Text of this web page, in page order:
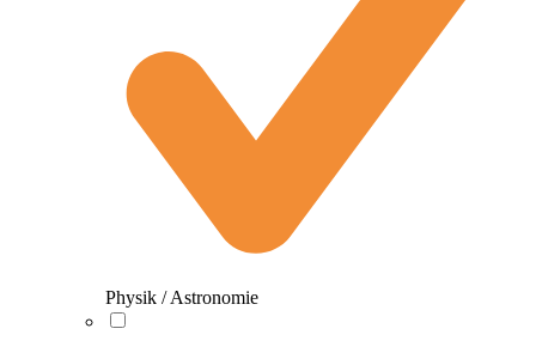
Physik / Astronomie